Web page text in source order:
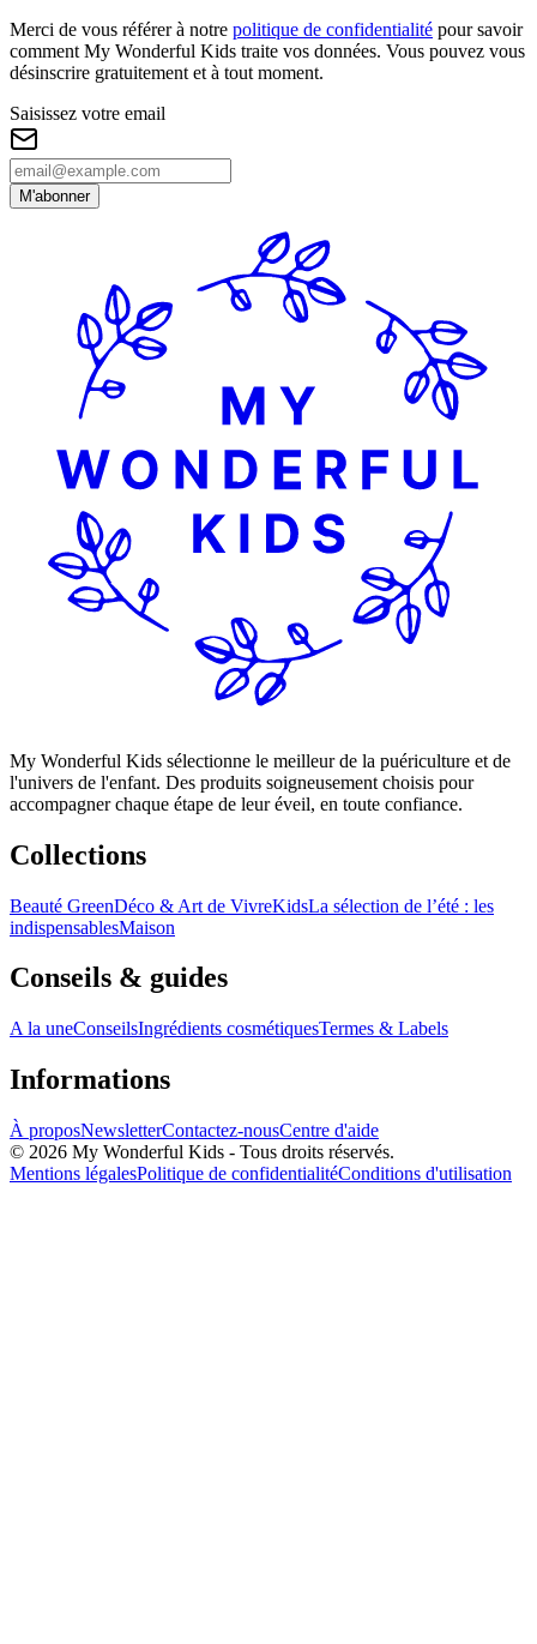
Merci de vous référer à notre politique de confidentialité pour savoir
comment My Wonderful Kids traite vos données. Vous pouvez vous
désinscrire gratuitement et à tout moment.
Saisissez votre email
M'abonner
My Wonderful Kids sélectionne le meilleur de la puériculture et de
l'univers de l'enfant. Des produits soigneusement choisis pour
accompagner chaque étape de leur éveil, en toute confiance.
Collections
Beauté GreenDéco & Art de VivreKidsLa sélection de l’été : les
indispensablesMaison
Conseils & guides
A la uneConseilsIngrédients cosmétiquesTermes & Labels
Informations
À proposNewsletterContactez-nousCentre d'aide
© 2026 My Wonderful Kids - Tous droits réservés.
Mentions légalesPolitique de confidentialitéConditions d'utilisation